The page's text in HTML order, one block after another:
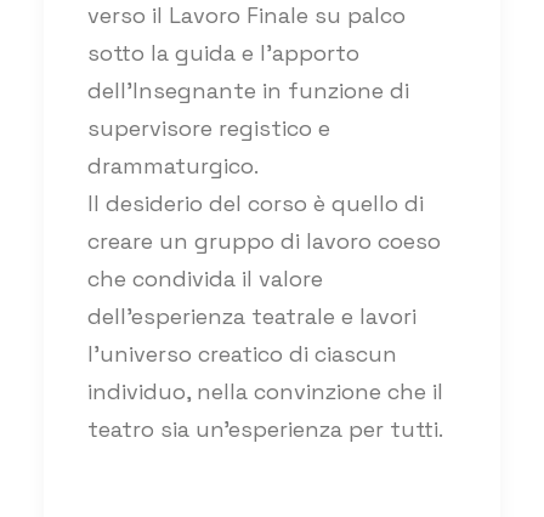
verso il Lavoro Finale su palco
sotto la guida e l’apporto
dell’Insegnante in funzione di
supervisore registico e
drammaturgico.
Il desiderio del corso è quello di
creare un gruppo di lavoro coeso
che condivida il valore
dell’esperienza teatrale e lavori
l’universo creatico di ciascun
individuo, nella convinzione che il
teatro sia un’esperienza per tutti.